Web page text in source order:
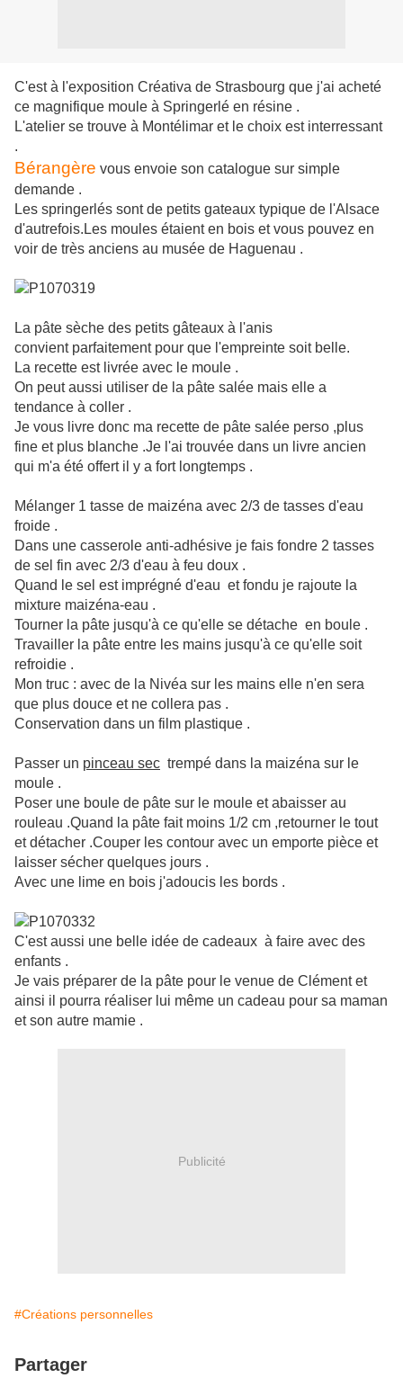
C'est à l'exposition Créativa de Strasbourg que j'ai acheté
ce magnifique moule à Springerlé en résine .
L'atelier se trouve à Montélimar et le choix est interressant
.
Bérangère vous envoie son catalogue sur simple
demande .
Les springerlés sont de petits gateaux typique de l'Alsace
d'autrefois.Les moules étaient en bois et vous pouvez en
voir de très anciens au musée de Haguenau .
La pâte sèche des petits gâteaux à l'anis
convient parfaitement pour que l'empreinte soit belle.
La recette est livrée avec le moule .
On peut aussi utiliser de la pâte salée mais elle a
tendance à coller .
Je vous livre donc ma recette de pâte salée perso ,plus
fine et plus blanche .Je l'ai trouvée dans un livre ancien
qui m'a été offert il y a fort longtemps .
Mélanger 1 tasse de maizéna avec 2/3 de tasses d'eau
froide .
Dans une casserole anti-adhésive je fais fondre 2 tasses
de sel fin avec 2/3 d'eau à feu doux .
Quand le sel est imprégné d'eau et fondu je rajoute la
mixture maizéna-eau .
Tourner la pâte jusqu'à ce qu'elle se détache en boule .
Travailler la pâte entre les mains jusqu'à ce qu'elle soit
refroidie .
Mon truc : avec de la Nivéa sur les mains elle n'en sera
que plus douce et ne collera pas .
Conservation dans un film plastique .
Passer un pinceau sec trempé dans la maizéna sur le
moule .
Poser une boule de pâte sur le moule et abaisser au
rouleau .Quand la pâte fait moins 1/2 cm ,retourner le tout
et détacher .Couper les contour avec un emporte pièce et
laisser sécher quelques jours .
Avec une lime en bois j'adoucis les bords .
C'est aussi une belle idée de cadeaux à faire avec des
enfants .
Je vais préparer de la pâte pour le venue de Clément et
ainsi il pourra réaliser lui même un cadeau pour sa maman
et son autre mamie .
Publicité
#Créations personnelles
Partager